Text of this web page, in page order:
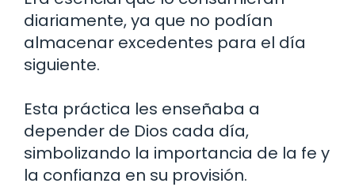
diariamente, ya que no podían
almacenar excedentes para el día
siguiente.
Esta práctica les enseñaba a
depender de Dios cada día,
simbolizando la importancia de la fe y
la confianza en su provisión.